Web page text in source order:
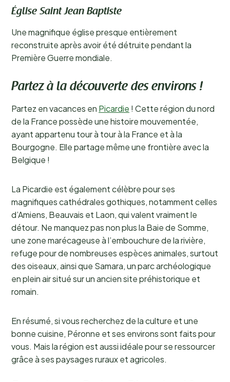
Église Saint Jean Baptiste
Une magnifique église presque entièrement
reconstruite après avoir été détruite pendant la
Première Guerre mondiale.
Partez à la découverte des environs !
Partez en vacances en Picardie ! Cette région du nord
de la France possède une histoire mouvementée,
ayant appartenu tour à tour à la France et à la
Bourgogne. Elle partage même une frontière avec la
Belgique !
La Picardie est également célèbre pour ses
magnifiques cathédrales gothiques, notamment celles
d’Amiens, Beauvais et Laon, qui valent vraiment le
détour. Ne manquez pas non plus la Baie de Somme,
une zone marécageuse à l’embouchure de la rivière,
refuge pour de nombreuses espèces animales, surtout
des oiseaux, ainsi que Samara, un parc archéologique
en plein air situé sur un ancien site préhistorique et
romain.
En résumé, si vous recherchez de la culture et une
bonne cuisine, Péronne et ses environs sont faits pour
vous. Mais la région est aussi idéale pour se ressourcer
grâce à ses paysages ruraux et agricoles.